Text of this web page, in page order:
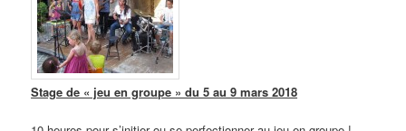
Stage de « jeu en groupe » du 5 au 9 mars 2018